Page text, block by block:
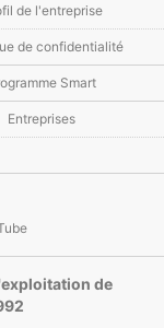
de l'entreprise
de confidentialité
Smart
Entreprises
de